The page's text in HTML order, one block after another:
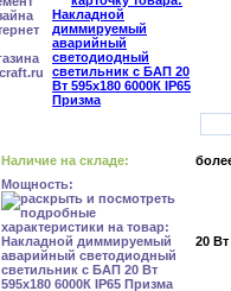
Наличие на складе:
Мощность:
20 Вт